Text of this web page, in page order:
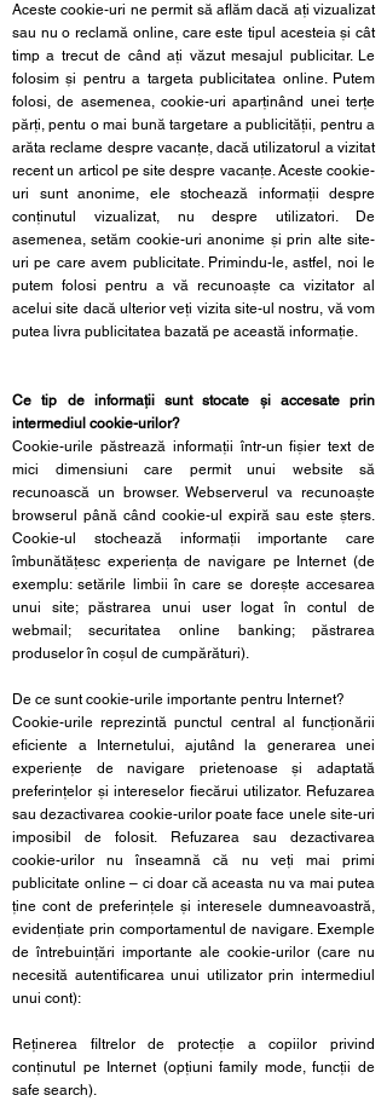
Aceste cookie-uri ne permit să aflăm dacă ați vizualizat
sau nu o reclamă online, care este tipul acesteia și cât
timp a trecut de când ați văzut mesajul publicitar. Le
folosim și pentru a targeta publicitatea online. Putem
folosi, de asemenea, cookie-uri aparținând unei terțe
părți, pentu o mai bună targetare a publicității, pentru a
arăta reclame despre vacanțe, dacă utilizatorul a vizitat
recent un articol pe site despre vacanțe. Aceste cookie-
uri sunt anonime, ele stochează informații despre
conținutul vizualizat, nu despre utilizatori. De
asemenea, setăm cookie-uri anonime și prin alte site-
uri pe care avem publicitate. Primindu-le, astfel, noi le
putem folosi pentru a vă recunoaște ca vizitator al
acelui site dacă ulterior veți vizita site-ul nostru, vă vom
putea livra publicitatea bazată pe această informație.
Ce tip de informații sunt stocate și accesate prin
intermediul cookie-urilor?
Cookie-urile păstrează informații într-un fișier text de
mici dimensiuni care permit unui website să
recunoască un browser. Webserverul va recunoaște
browserul până când cookie-ul expiră sau este șters.
Cookie-ul stochează informații importante care
îmbunătățesc experiența de navigare pe Internet (de
exemplu: setările limbii în care se dorește accesarea
unui site; păstrarea unui user logat în contul de
webmail; securitatea online banking; păstrarea
produselor în coșul de cumpărături).
De ce sunt cookie-urile importante pentru Internet?
Cookie-urile reprezintă punctul central al funcționării
eficiente a Internetului, ajutând la generarea unei
experiențe de navigare prietenoase și adaptată
preferințelor și intereselor fiecărui utilizator. Refuzarea
sau dezactivarea cookie-urilor poate face unele site-uri
imposibil de folosit. Refuzarea sau dezactivarea
cookie-urilor nu înseamnă că nu veți mai primi
publicitate online – ci doar că aceasta nu va mai putea
ține cont de preferințele și interesele dumneavoastră,
evidențiate prin comportamentul de navigare. Exemple
de întrebuințări importante ale cookie-urilor (care nu
necesită autentificarea unui utilizator prin intermediul
unui cont):
Reținerea filtrelor de protecție a copiilor privind
conținutul pe Internet (opțiuni family mode, funcții de
safe search).